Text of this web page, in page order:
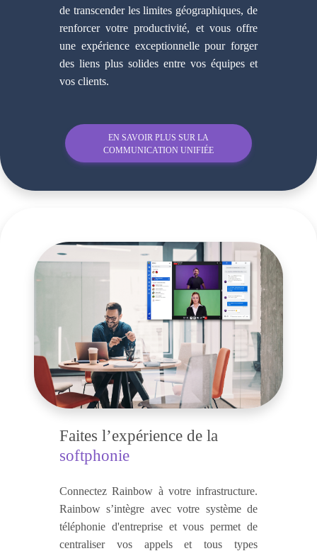
de transcender les limites géographiques, de
renforcer votre productivité, et vous offre
une expérience exceptionnelle pour forger
des liens plus solides entre vos équipes et
vos clients.
EN SAVOIR PLUS SUR LA
COMMUNICATION UNIFIÉE
Faites l’expérience de la
softphonie
Connectez Rainbow à votre infrastructure.
Rainbow s’intègre avec votre système de
téléphonie d'entreprise et vous permet de
centraliser vos appels et tous types